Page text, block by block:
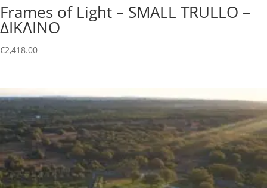
Frames of Light – SMALL TRULLO –
ΔΙΚΛΙΝΟ
€2,418.00